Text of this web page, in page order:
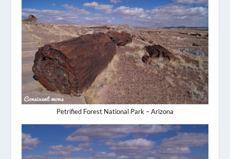
Petrified Forest National Park – Arizona